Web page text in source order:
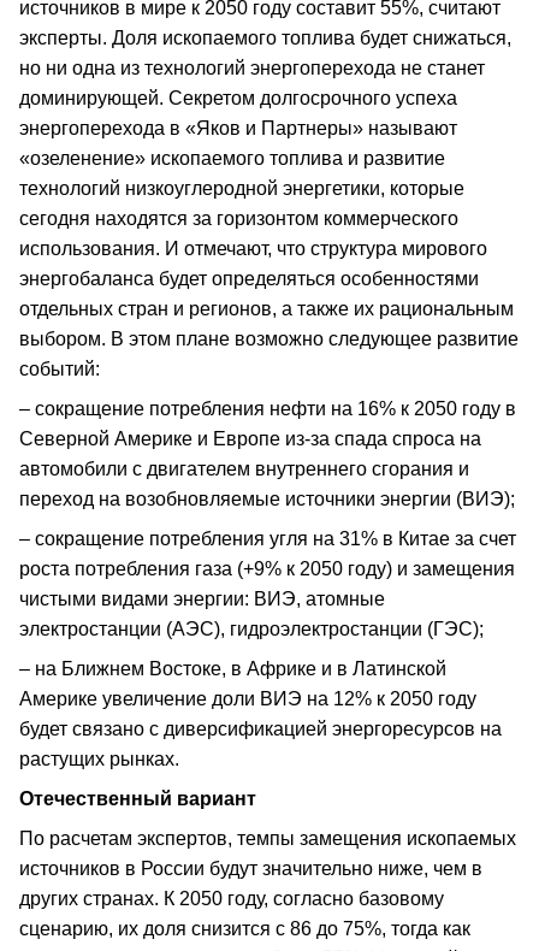
источников в мире к 2050 году составит 55%, считают
эксперты. Доля ископаемого топлива будет снижаться,
но ни одна из технологий энергоперехода не станет
доминирующей. Секретом долгосрочного успеха
энергоперехода в «Яков и Партнеры» называют
«озеленение» ископаемого топлива и развитие
технологий низкоуглеродной энергетики, которые
сегодня находятся за горизонтом коммерческого
использования. И отмечают, что структура мирового
энергобаланса будет определяться особенностями
отдельных стран и регионов, а также их рациональным
выбором. В этом плане возможно следующее развитие
событий:
– сокращение потребления нефти на 16% к 2050 году в
Северной Америке и Европе из-за спада спроса на
автомобили с двигателем внутреннего сгорания и
переход на возобновляемые источники энергии (ВИЭ);
– сокращение потребления угля на 31% в Китае за счет
роста потребления газа (+9% к 2050 году) и замещения
чистыми видами энергии: ВИЭ, атомные
электростанции (АЭС), гидроэлектростанции (ГЭС);
– на Ближнем Востоке, в Африке и в Латинской
Америке увеличение доли ВИЭ на 12% к 2050 году
будет связано с диверсификацией энергоресурсов на
растущих рынках.
Отечественный вариант
По расчетам экспертов, темпы замещения ископаемых
источников в России будут значительно ниже, чем в
других странах. К 2050 году, согласно базовому
сценарию, их доля снизится с 86 до 75%, тогда как